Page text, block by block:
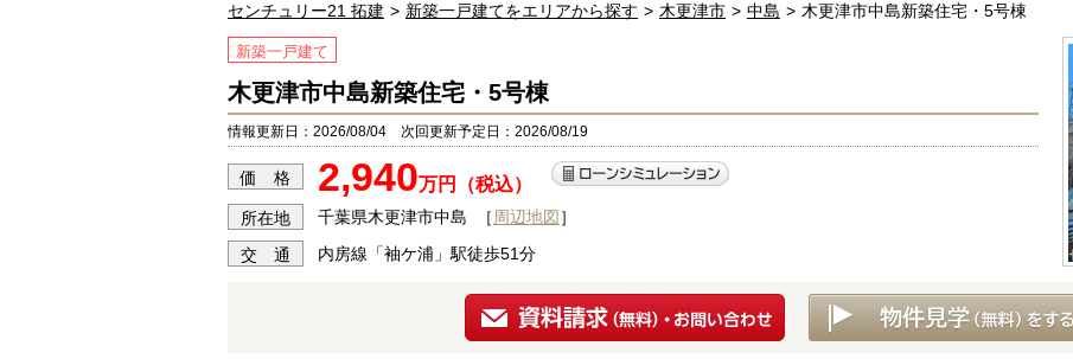
センチュリー21 拓建 新築一戸建てをエリアから探す 木更津市 中島 木更津市中島新築住宅・5号棟
新築一戸建て
木更津市中島新築住宅・5号棟
情報更新日：2026/08/04 次回更新予定日：2026/08/19
価 格 2,940万円（税込）
所在地 千葉県木更津市中島 ［ 周辺地図］
交 通 内房線「袖ケ浦」駅徒歩51分